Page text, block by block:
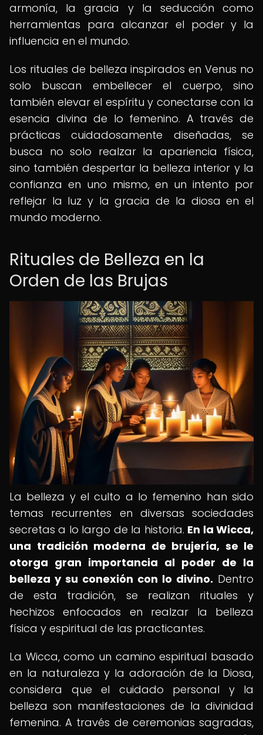
armonía, la gracia y la seducción como
herramientas para alcanzar el poder y la
influencia en el mundo.
Los rituales de belleza inspirados en Venus no
solo buscan embellecer el cuerpo, sino
también elevar el espíritu y conectarse con la
esencia divina de lo femenino. A través de
prácticas cuidadosamente diseñadas, se
busca no solo realzar la apariencia física,
sino también despertar la belleza interior y la
confianza en uno mismo, en un intento por
reflejar la luz y la gracia de la diosa en el
mundo moderno.
Rituales de Belleza en la
Orden de las Brujas
La belleza y el culto a lo femenino han sido
temas recurrentes en diversas sociedades
secretas a lo largo de la historia. En la Wicca,
una tradición moderna de brujería, se le
otorga gran importancia al poder de la
belleza y su conexión con lo divino. Dentro
de esta tradición, se realizan rituales y
hechizos enfocados en realzar la belleza
física y espiritual de las practicantes.
La Wicca, como un camino espiritual basado
en la naturaleza y la adoración de la Diosa,
considera que el cuidado personal y la
belleza son manifestaciones de la divinidad
femenina. A través de ceremonias sagradas,